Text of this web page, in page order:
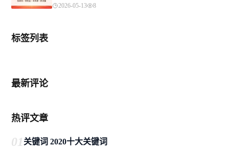
2026-05-13 8
标签列表
最新评论
热评文章
01关键词 2020十大关键词